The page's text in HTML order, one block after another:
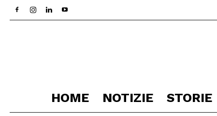
HOME NOTIZIE STORIE